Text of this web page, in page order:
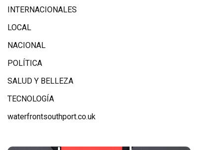
INTERNACIONALES
LOCAL
NACIONAL
POLÍTICA
SALUD Y BELLEZA
TECNOLOGÍA
waterfrontsouthport.co.uk